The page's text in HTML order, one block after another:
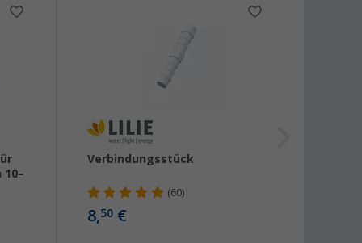
Verbindungsstück
(60)
8,50€